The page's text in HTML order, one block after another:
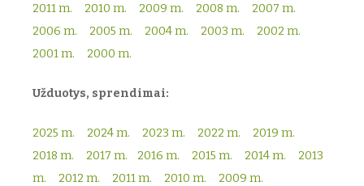
2011 m.
2010 m. 2009 m. 2008 m.
2007 m.
2006 m.
2005 m. 2004 m. 2003 m.
2002 m.
2001 m.
2000 m.
Užduotys, sprendimai:
2025 m. 2024 m. 2023 m. 2022 m.
2019 m.
2018 m.
2017 m. 2016 m. 2015 m. 2014 m.
2013
m.
2012 m. 2011 m. 2010 m. 2009 m.